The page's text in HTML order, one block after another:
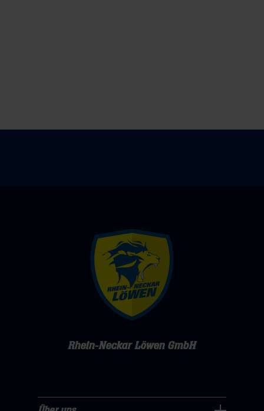
Rhein-Neckar Löwen GmbH